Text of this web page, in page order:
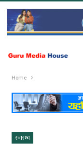
Home
स्वास्थ्य